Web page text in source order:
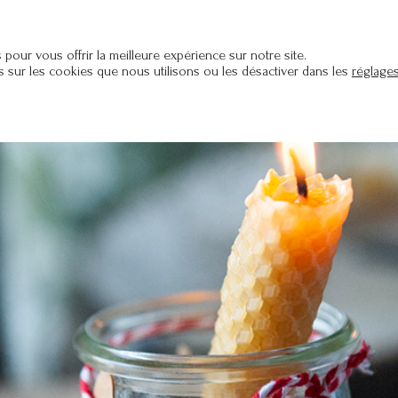
FORMATIONS ATELIERS BLOG
vous offrir la meilleure expérience sur notre site.
sur les cookies que nous utilisons ou les désactiver dans les réglages